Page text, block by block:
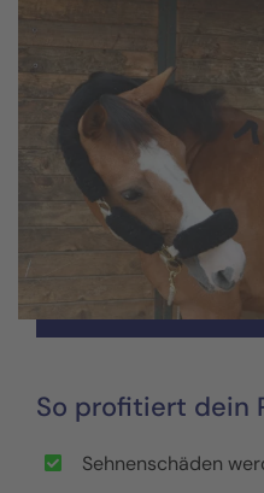
So profitiert dein
Sehnenschäden